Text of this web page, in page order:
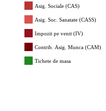
Asig. Sociale (CAS)
Asig. Soc. Sanatate (CASS)
Impozit pe venit (IV)
Contrib. Asig. Munca (CAM)
Tichete de masa